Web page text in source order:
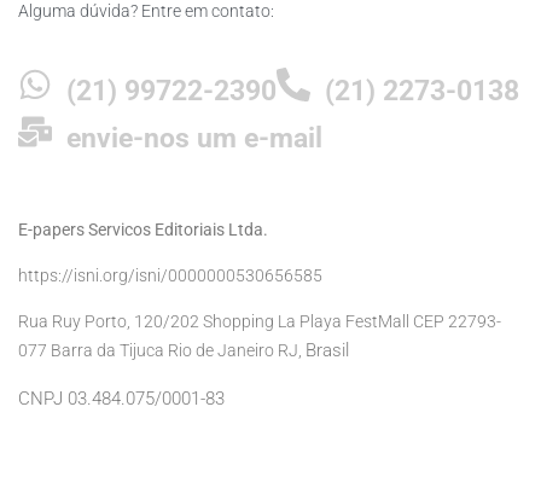
Alguma dúvida? Entre em contato:
(21) 99722-2390
(21) 2273-0138
envie-nos um e-mail
E-papers Servicos Editoriais Ltda.
https://isni.org/isni/0000000530656585
Rua Ruy Porto, 120/202 Shopping La Playa FestMall CEP 22793-
077 Barra da Tijuca Rio de Janeiro RJ, Brasil
CNPJ 03.484.075/0001-83